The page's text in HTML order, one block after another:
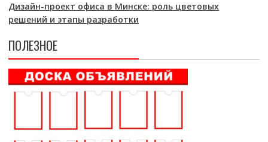
Дизайн-проект офиса в Минске: роль цветовых
решений и этапы разработки
ПОЛЕЗНОЕ